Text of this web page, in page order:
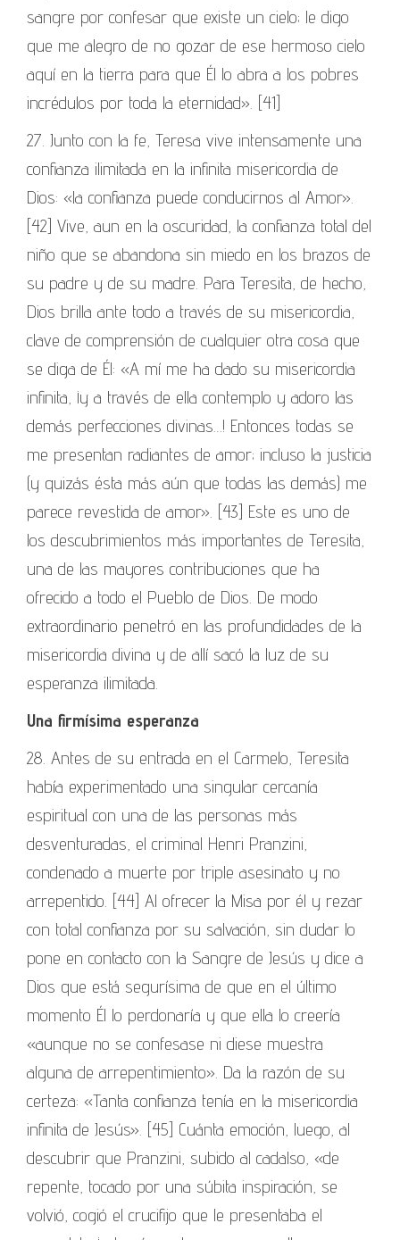
sangre por confesar que existe un cielo; le digo
que me alegro de no gozar de ese hermoso cielo
aquí en la tierra para que Él lo abra a los pobres
incrédulos por toda la eternidad». [41]
27. Junto con la fe, Teresa vive intensamente una
confianza ilimitada en la infinita misericordia de
Dios: «la confianza puede conducirnos al Amor».
[42] Vive, aun en la oscuridad, la confianza total del
niño que se abandona sin miedo en los brazos de
su padre y de su madre. Para Teresita, de hecho,
Dios brilla ante todo a través de su misericordia,
clave de comprensión de cualquier otra cosa que
se diga de Él: «A mí me ha dado su misericordia
infinita, ¡y a través de ella contemplo y adoro las
demás perfecciones divinas…! Entonces todas se
me presentan radiantes de amor; incluso la justicia
(y quizás ésta más aún que todas las demás) me
parece revestida de amor». [43] Este es uno de
los descubrimientos más importantes de Teresita,
una de las mayores contribuciones que ha
ofrecido a todo el Pueblo de Dios. De modo
extraordinario penetró en las profundidades de la
misericordia divina y de allí sacó la luz de su
esperanza ilimitada.
Una firmísima esperanza
28. Antes de su entrada en el Carmelo, Teresita
había experimentado una singular cercanía
espiritual con una de las personas más
desventuradas, el criminal Henri Pranzini,
condenado a muerte por triple asesinato y no
arrepentido. [44] Al ofrecer la Misa por él y rezar
con total confianza por su salvación, sin dudar lo
pone en contacto con la Sangre de Jesús y dice a
Dios que está segurísima de que en el último
momento Él lo perdonaría y que ella lo creería
«aunque no se confesase ni diese muestra
alguna de arrepentimiento». Da la razón de su
certeza: «Tanta confianza tenía en la misericordia
infinita de Jesús». [45] Cuánta emoción, luego, al
descubrir que Pranzini, subido al cadalso, «de
repente, tocado por una súbita inspiración, se
volvió, cogió el crucifijo que le presentaba el